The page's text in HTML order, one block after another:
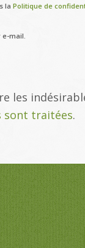
la Politique de
mail.
les
sont traitées.